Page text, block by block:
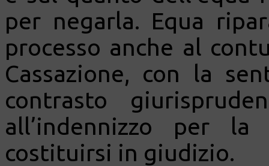
per negarla. Equa
processo anche al
Cassazione, con la
contrasto
all’indennizzo per
costituirsi in giudizio.